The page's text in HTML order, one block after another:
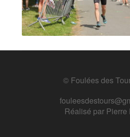
© Foulées des
Réalisé par Pierre